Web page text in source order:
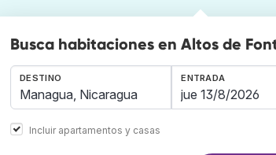
Busca habitaciones en Altos de
DESTINO
Incluir apartamentos y casas
ENTRADA